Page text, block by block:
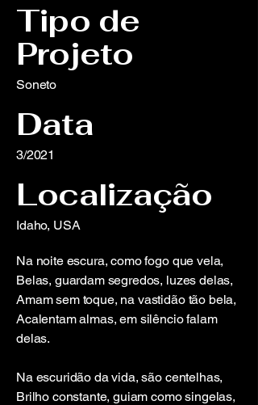
Tipo de
Projeto
Soneto
Data
3/2021
Localização
Idaho, USA
Na noite escura, como fogo que vela,
Belas, guardam segredos, luzes delas,
Amam sem toque, na vastidão tão bela,
Acalentam almas, em silêncio falam
delas.
Na escuridão da vida, são centelhas,
Brilho constante, guiam como singelas,